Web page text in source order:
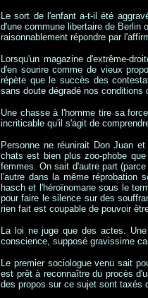
Le sort de l'enfant a-t-il été
d'une commune libertaire de Berlin
raisonnablement répondre par
Lorsqu'un magazine d'extrême-
d'en sourire comme de vieux
répète que le succès des
sans doute dégradé nos conditions
Une chasse à l'homme tire sa
incriticable qu'il s'agit de
Personne ne réunirait Don Juan
chats est bien plus zoo-phobe
femmes. On sait d'autre part
l'autre dans la même réprobation
hasch et l'héroïnomane sous le
pour faire le silence sur des
rien fait est coupable de pouvoir
La loi ne juge que des actes.
conscience, supposé gravissime
Le premier sociologue venu sait
est prêt à reconnaître du procès
des propos sur ce sujet sont taxés